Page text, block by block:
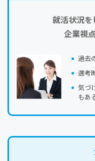
就活状況を
企業視
過去
選考
気づ
もあ